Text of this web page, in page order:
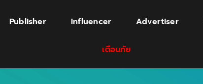
Publisher Influencer Advertiser
เตือนภัย